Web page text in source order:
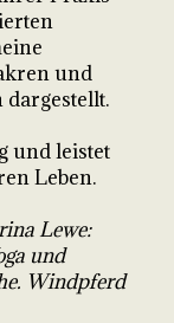
und
und leistet
Leben.
Lewe:
und
Windpferd